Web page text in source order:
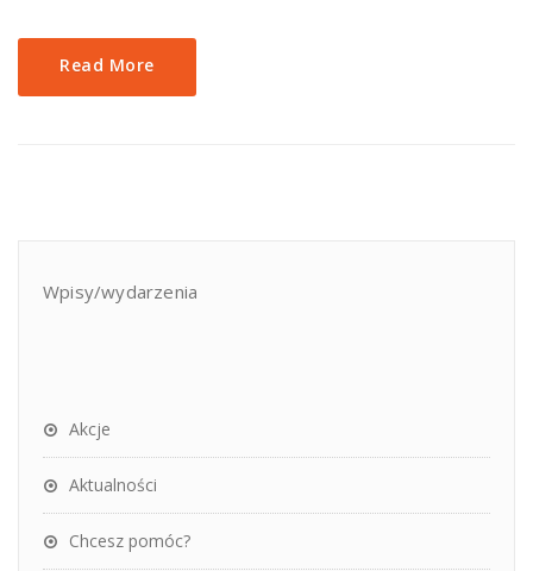
Read More
Wpisy/wydarzenia
Akcje
Aktualności
Chcesz pomóc?